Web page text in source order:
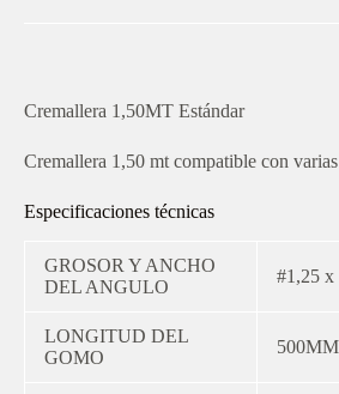
Cremallera 1,50MT Estándar
Cremallera 1,50 mt compatible con varias
Especificaciones técnicas
GROSOR Y ANCHO
DEL ANGULO
#1,25
LONGITUD DEL
GOMO
500MM